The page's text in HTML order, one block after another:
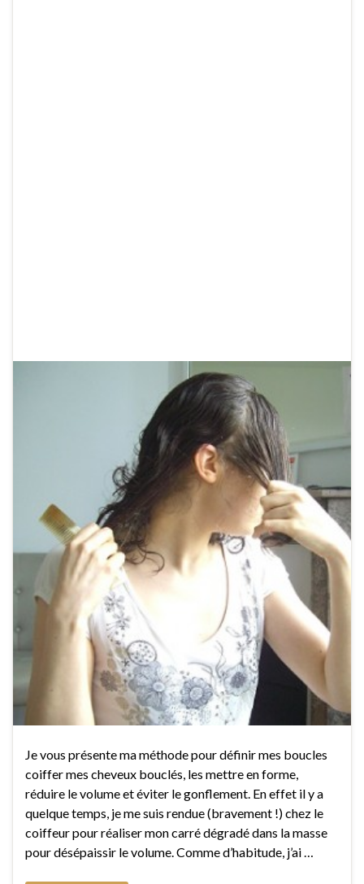
Je vous présente ma méthode pour définir mes boucles
coiffer mes cheveux bouclés, les mettre en forme,
réduire le volume et éviter le gonflement. En effet il y a
quelque temps, je me suis rendue (bravement !) chez le
coiffeur pour réaliser mon carré dégradé dans la masse
pour désépaissir le volume. Comme d’habitude, j’ai …